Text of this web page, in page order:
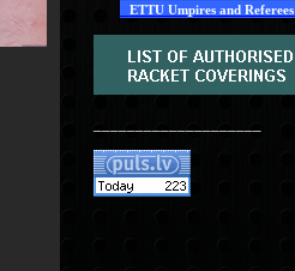
ETTU Umpires and Referees